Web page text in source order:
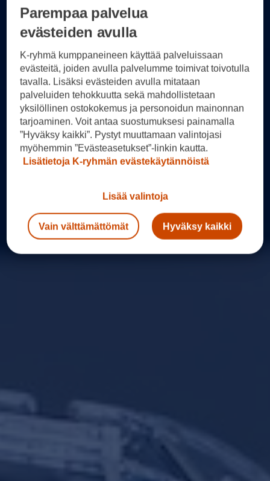
Parempaa palvelua
evästeiden avulla
K-ryhmä kumppaneineen käyttää palveluissaan
evästeitä, joiden avulla palvelumme toimivat toivotulla
tavalla. Lisäksi evästeiden avulla mitataan
palveluiden tehokkuutta sekä mahdollistetaan
yksilöllinen ostokokemus ja personoidun mainonnan
tarjoaminen. Voit antaa suostumuksesi painamalla
”Hyväksy kaikki”. Pystyt muuttamaan valintojasi
myöhemmin ”Evästeasetukset”-linkin kautta.
Lisätietoja K-ryhmän evästekäytännöistä
Lisää valintoja
Vain välttämättömät Hyväksy kaikki